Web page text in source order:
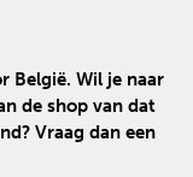
België. Wil je naar
de shop van dat
Vraag dan een